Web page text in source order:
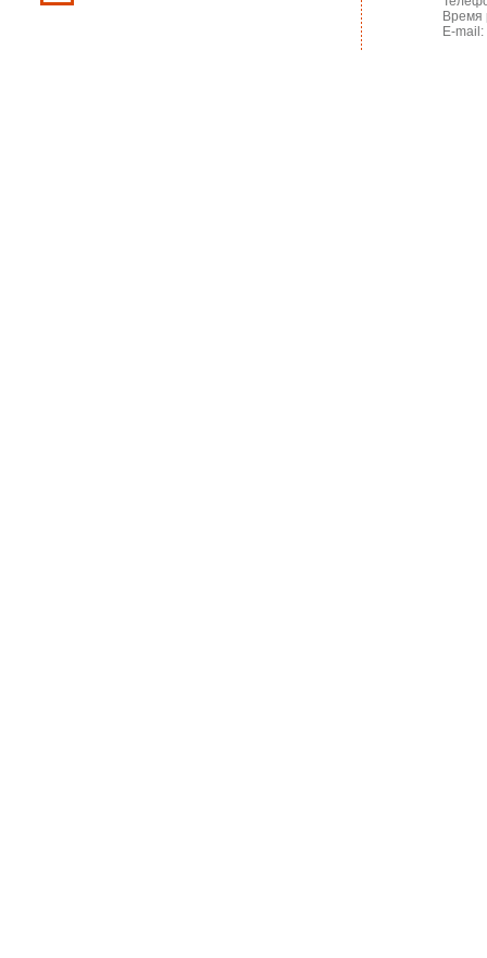
Время
E-